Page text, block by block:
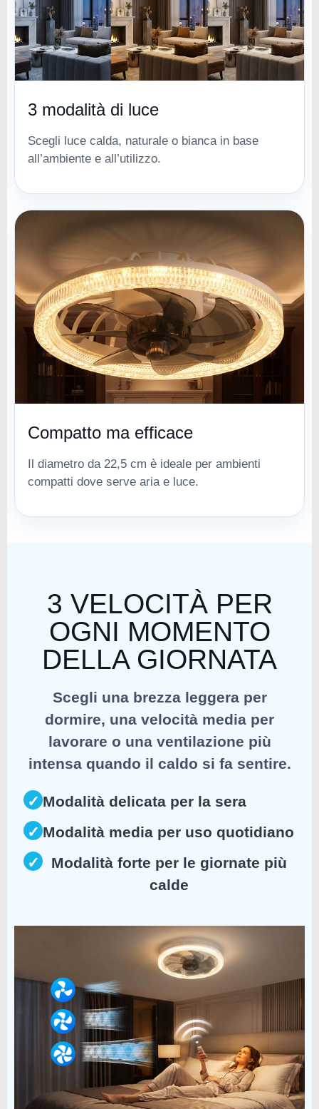
3 modalità di luce
Scegli luce calda, naturale o bianca in base
all’ambiente e all’utilizzo.
Compatto ma efficace
Il diametro da 22,5 cm è ideale per ambienti
compatti dove serve aria e luce.
3 VELOCITÀ PER
OGNI MOMENTO
DELLA GIORNATA
Scegli una brezza leggera per
dormire, una velocità media per
lavorare o una ventilazione più
intensa quando il caldo si fa sentire.
✓ Modalità delicata per la sera
✓ Modalità media per uso quotidiano
✓
Modalità forte per le giornate più
calde